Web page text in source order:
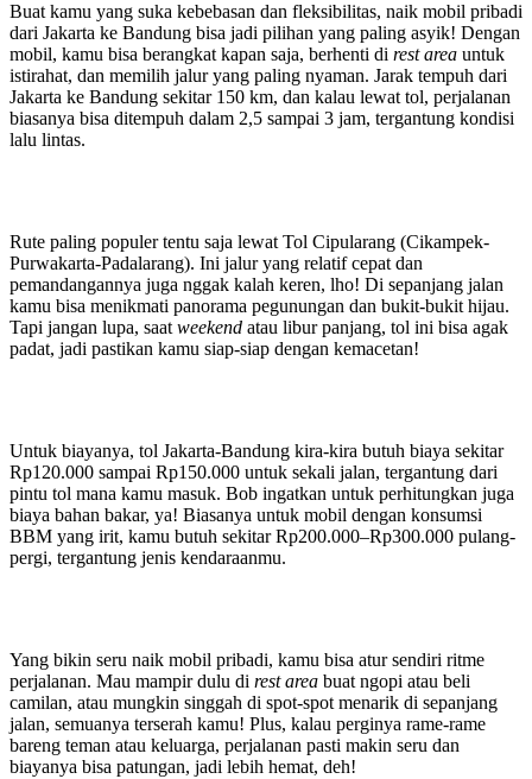
Buat kamu yang suka kebebasan dan fleksibilitas, naik mobil pribadi
dari Jakarta ke Bandung bisa jadi pilihan yang paling asyik! Dengan
mobil, kamu bisa berangkat kapan saja, berhenti di rest area untuk
istirahat, dan memilih jalur yang paling nyaman. Jarak tempuh dari
Jakarta ke Bandung sekitar 150 km, dan kalau lewat tol, perjalanan
biasanya bisa ditempuh dalam 2,5 sampai 3 jam, tergantung kondisi
lalu lintas.
Rute paling populer tentu saja lewat Tol Cipularang (Cikampek-
Purwakarta-Padalarang). Ini jalur yang relatif cepat dan
pemandangannya juga nggak kalah keren, lho! Di sepanjang jalan
kamu bisa menikmati panorama pegunungan dan bukit-bukit hijau.
Tapi jangan lupa, saat weekend atau libur panjang, tol ini bisa agak
padat, jadi pastikan kamu siap-siap dengan kemacetan!
Untuk biayanya, tol Jakarta-Bandung kira-kira butuh biaya sekitar
Rp120.000 sampai Rp150.000 untuk sekali jalan, tergantung dari
pintu tol mana kamu masuk. Bob ingatkan untuk perhitungkan juga
biaya bahan bakar, ya! Biasanya untuk mobil dengan konsumsi
BBM yang irit, kamu butuh sekitar Rp200.000–Rp300.000 pulang-
pergi, tergantung jenis kendaraanmu.
Yang bikin seru naik mobil pribadi, kamu bisa atur sendiri ritme
perjalanan. Mau mampir dulu di rest area buat ngopi atau beli
camilan, atau mungkin singgah di spot-spot menarik di sepanjang
jalan, semuanya terserah kamu! Plus, kalau perginya rame-rame
bareng teman atau keluarga, perjalanan pasti makin seru dan
biayanya bisa patungan, jadi lebih hemat, deh!